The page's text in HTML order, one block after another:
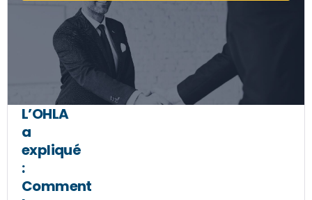
L’OHLA
a
expliqué
:
Comment